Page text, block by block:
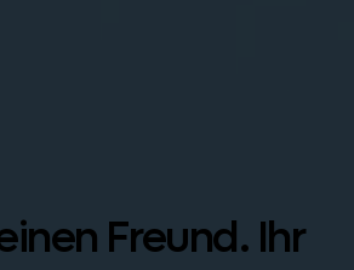
Freund. Ihr